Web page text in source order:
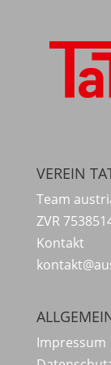
VEREIN
Team
ZVR
Kontakt
Impressum